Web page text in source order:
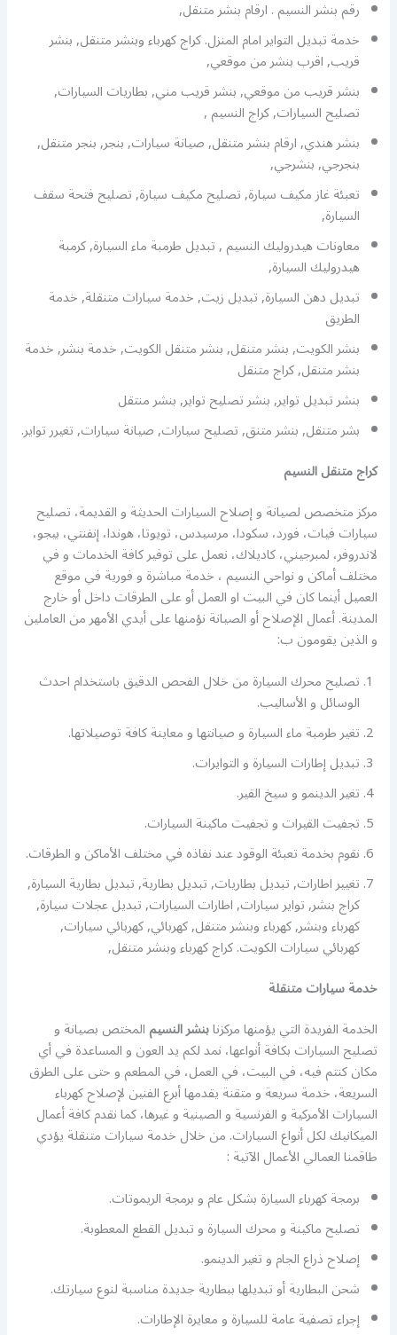
رقم بنشر النسيم . ارقام بنشر متنقل,
خدمة تبديل التواير امام المنزل. كراج كهرباء وبنشر متنقل, بنشر
قريب, اقرب بنشر من موقعي,
بنشر قريب من موقعي, بنشر قريب مني, بطاريات السيارات,
تصليح السيارات, كراج النسيم ,
بنشر هندي, ارقام بنشر متنقل, صيانة سيارات, بنجر, بنجر متنقل,
بنجرجي, بنشرجي,
تعبئة غاز مكيف سيارة, تصليح مكيف سيارة, تصليح فتحة سقف
السيارة,
معاونات هيدروليك النسيم , تبديل طرمبة ماء السيارة, كرمبة
هيدروليك السيارة,
تبديل دهن السيارة, تبديل زيت, خدمة سيارات متنقلة, خدمة
الطريق
بنشر الكويت, بنشر متنقل, بنشر متنقل الكويت, خدمة بنشر, خدمة
بنشر متنقل, كراج متنقل
بنشر تبديل تواير, بنشر تصليح تواير, بنشر منتقل
بشر متنقل, بنشر متنق, تصليح سيارات, صيانة سيارات, تغيرر تواير.
كراج متنقل النسيم
مركز متخصص لصيانة و إصلاح السيارات الحديثة و القديمة، تصليح
سيارات فيات، فورد، سكودا، مرسيدس، تويوتا، هوندا، إنفنتي، بيجو،
لاندروفر، لمبرجيني، كاديلاك، نعمل على توفير كافة الخدمات و في
مختلف أماكن و نواحي النسيم ، خدمة مباشرة و فورية في موقع
العميل أينما كان في البيت او العمل أو على الطرقات داخل أو خارج
المدينة. أعمال الإصلاح أو الصيانة نؤمنها على أيدي الأمهر من العاملين
و الذين يقومون ب:
تصليح محرك السيارة من خلال الفحص الدقيق باستخدام احدث
الوسائل و الأساليب.
تغير طرمبة ماء السيارة و صيانتها و معاينة كافة توصيلاتها.
تبديل إطارات السيارة و التوايرات.
تغير الدينمو و سيخ القير.
تجفيت القيرات و تجفيت ماكينة السيارات.
نقوم بخدمة تعبئة الوقود عند نفاذه في مختلف الأماكن و الطرقات.
تغيير اطارات, تبديل بطاريات, تبديل بطارية, تبديل بطارية السيارة,
كراج بنشر, تواير سيارات, اطارات السيارات, تبديل عجلات سيارة,
كهرباء وبنشر, كهرباء وبنشر متنقل, كهربائي, كهربائي سيارات,
كهربائي سيارات الكويت. كراج كهرباء وبنشر متنقل,
خدمة سيارات متنقلة
الخدمة الفريدة التي يؤمنها مركزنابنشر النسيمالمختص بصيانة و
تصليح السيارات بكافة أنواعها، نمد لكم يد العون و المساعدة في أي
مكان كنتم فيه، في البيت، في العمل، في المطعم و حتى على الطرق
السريعة، خدمة سريعة و متقنة يقدمها أبرع الفنين لإصلاح كهرباء
السيارات الأمركية و الفرنسية و الصينية و غيرها، كما نقدم كافة أعمال
الميكانيك لكل أنواع السيارات. من خلال خدمة سيارات متنقلة يؤدي
طاقمنا العمالي الأعمال الآتية :
برمجة كهرباء السيارة بشكل عام و برمجة الريموتات.
تصليح ماكينة و محرك السيارة و تبديل القطع المعطوبة.
إصلاح ذراع الجام و تغير الدينمو.
شحن البطارية أو تبديلها ببطارية جديدة مناسبة لنوع سيارتك.
إجراء تصفية عامة للسيارة و معايرة الإطارات.